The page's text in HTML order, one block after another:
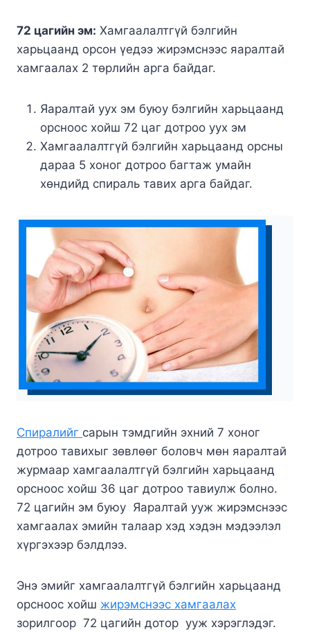
72 цагийн эм: Хамгаалалтгүй бэлгийн
харьцаанд орсон үедээ жирэмснээс яаралтай
хамгаалах 2 төрлийн арга байдаг.
Яаралтай уух эм буюу бэлгийн харьцаанд
орсноос хойш 72 цаг дотроо уух эм
Хамгаалалтгүй бэлгийн харьцаанд орсны
дараа 5 хоног дотроо багтаж умайн
хөндийд спираль тавих арга байдаг.
Спиралийг сарын тэмдгийн эхний 7 хоног
дотроо тавихыг зөвлөөг боловч мөн яаралтай
журмаар хамгаалалтгүй бэлгийн харьцаанд
орсноос хойш 36 цаг дотроо тавиулж болно.
72 цагийн эм буюу Яаралтай ууж жирэмснээс
хамгаалах эмийн талаар хэд хэдэн мэдээлэл
хүргэхээр бэлдлээ.
Энэ эмийг хамгаалалтгүй бэлгийн харьцаанд
орсноос хойш жирэмснээс хамгаалах
зорилгоор 72 цагийн дотор ууж хэрэглэдэг.